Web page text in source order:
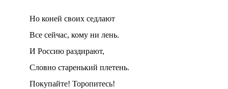
Но коней своих седлают
Все сейчас, кому ни лень.
И Россию раздирают,
Словно старенький плетень.
Покупайте! Торопитесь!